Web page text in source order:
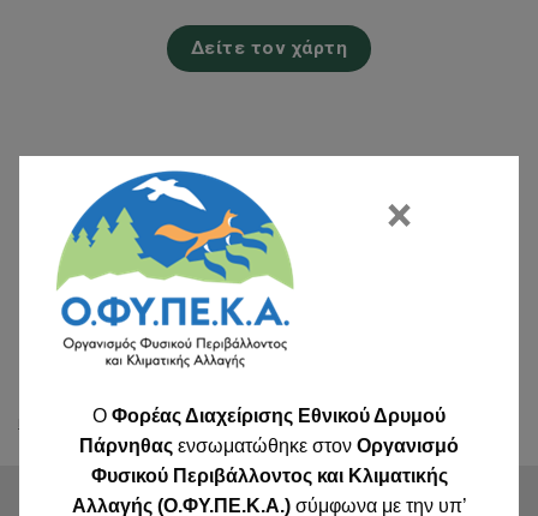
Δείτε τον χάρτη
Καιρός σήμερα και πρόγνωση καιρού για κάθε περιοχή
×
O Φορέας Διαχείρισης Εθνικού Δρυμού
Πάρνηθας ενσωματώθηκε στον Οργανισμό
Φυσικού Περιβάλλοντος και Κλιματικής
Αλλαγής (Ο.ΦΥ.ΠΕ.Κ.Α.)σύμφωνα με την υπ’